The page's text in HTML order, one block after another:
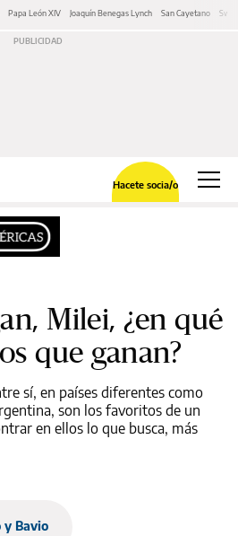
Papa León XIV Joaquín Benegas Lynch San Cayetano
Hacete socia/o
Milei, ¿en qué
que ganan?
sí, en países diferentes como
son los favoritos de un
en ellos lo que busca, más
y Bavio